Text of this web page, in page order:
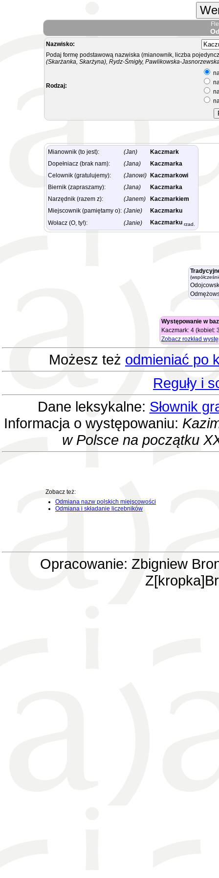
Nazwisko:
Podaj formę podstawową nazwiska (mianownik, liczba
(Skarżanka, Skarżyna), Rydz-Śmigły, Pawlikowska-
Rodzaj:
Mianownik (to jest): (Jan)
Kaczmark
Dopełniacz (brak nam):
(Jana)
Kaczmarka
Celownik (gratulujemy):
(Janowi)
Kaczmarkowi
Biernik (zapraszamy):
(Jana)
Kaczmarka
Narzędnik (razem z):
(Janem)
Kaczmarkiem
Miejscownik (pamiętamy o): (Janie)
Kaczmarku
Wołacz (O, ty!):
(Janie) Kaczmarku rzad.
Występowanie w
Kaczmark: 4 (kobiet:
Zobacz rozkład
Możesz też odmieniać po
Reguły i
Dane leksykalne: Słownik
Informacja o występowaniu:
w Polsce na początku
Zobacz też:
Odmiana nazw polskich miejscowości
Odmiana i składanie liczebników
Opracowanie: Zbigniew